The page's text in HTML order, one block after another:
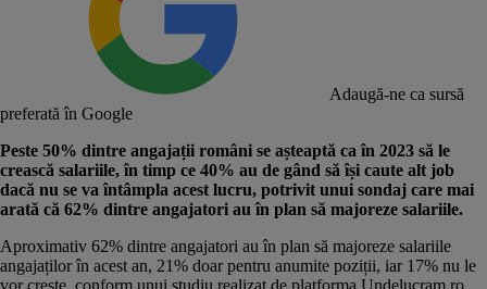
Adaugă-ne ca sursă
preferată în Google
Peste 50% dintre angajații români se așteaptă ca în 2023 să le
crească salariile, în timp ce 40% au de gând să își caute alt job
dacă nu se va întâmpla acest lucru, potrivit unui sondaj care mai
arată că 62% dintre angajatori au în plan să majoreze salariile.
Aproximativ 62% dintre angajatori au în plan să majoreze salariile
angajaților în acest an, 21% doar pentru anumite poziții, iar 17% nu le
vor crește, conform unui studiu realizat de platforma Undelucram.ro.